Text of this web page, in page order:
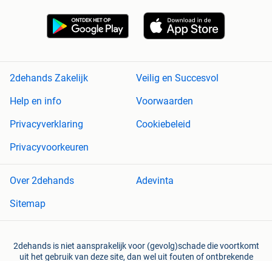
2dehands Zakelijk
Veilig en Succesvol
Help en info
Voorwaarden
Privacyverklaring
Cookiebeleid
Privacyvoorkeuren
Over 2dehands
Adevinta
Sitemap
2dehands is niet aansprakelijk voor (gevolg)schade die voortkomt
uit het gebruik van deze site, dan wel uit fouten of ontbrekende